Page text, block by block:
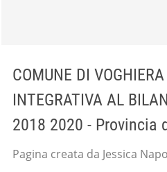
COMUNE DI
INTEGRATIVA AL
2018 2020 - Provincia
Pagina creata da Jessica